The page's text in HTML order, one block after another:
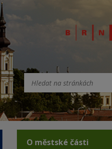
O městské části